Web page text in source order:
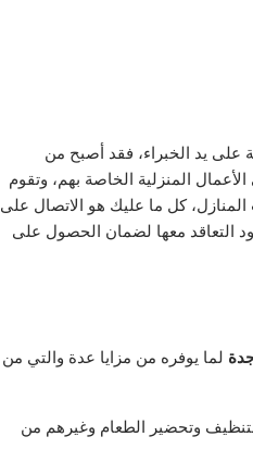
على يد الخبراء، فقد أصبح من
المنزلية الخاصة بهم، وتقوم
المنازل، كل ما عليك هو الاتصال على
التعاقد معها لضمان الحصول على
لما يوفره من مزايا عدة والتي من
وتحضير الطعام وغيرهم من